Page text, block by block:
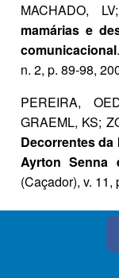
MACHADO,
mamárias e
comunicacional
n. 2, p. 89-98,
PEREIRA,
GRAEML, KS;
Decorrentes
Ayrton Senna
(Caçador), v. 11,